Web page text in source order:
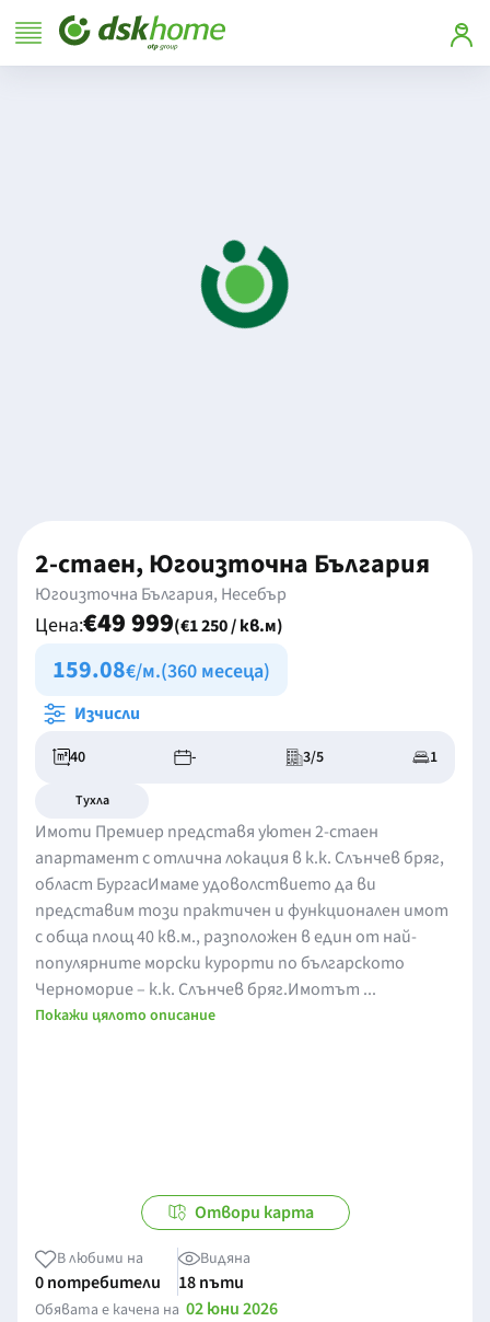
2-стаен, Югоизточна България
Югоизточна България, Несебър
Цена:€49 999(€1 250 / кв.м)
159.08€/м.(360 месеца)
Изчисли
40 - 3/5 1
Тухла
Имоти Премиер представя уютен 2-стаен
апартамент с отлична локация в к.к. Слънчев бряг,
област БургасИмаме удоволствието да ви
представим този практичен и функционален имот
с обща площ 40 кв.м., разположен в един от най-
популярните морски курорти по българското
Черноморие – к.к. Слънчев бряг.Имотът ...
Покажи цялото описание
Отвори карта
В любими на
0 потребители
Видяна
18 пъти
Обявата е качена на 02 юни 2026